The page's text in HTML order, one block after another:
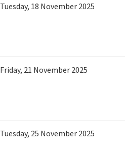
Tuesday, 18 November 2025
Friday, 21 November 2025
Tuesday, 25 November 2025